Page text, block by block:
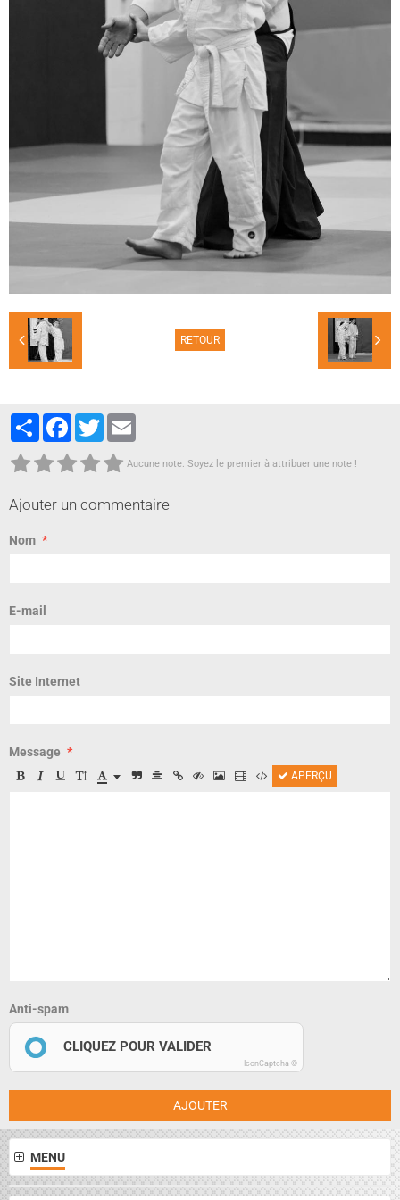
RETOUR
PartagerFacebook
Twitter
Aucune note. Soyez le premier à attribuer une note !
Ajouter un commentaire
Nom
E-mail
Site Internet
Message
APERÇU
Anti-spam
CLIQUEZ POUR VALIDER
IconCaptcha ©
AJOUTER
MENU